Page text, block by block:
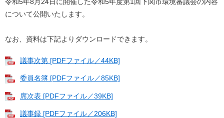
について公開いたします。
なお、資料は下記よりダウンロードできます。
議事次第 [PDFファイル／44KB]
委員名簿 [PDFファイル／85KB]
席次表 [PDFファイル／39KB]
議事録 [PDFファイル／206KB]